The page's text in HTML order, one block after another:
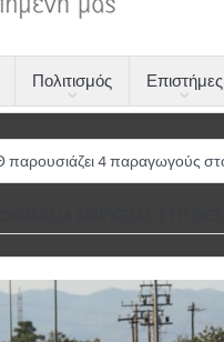
Πολιτισμός Επιστήμες
παραγωγούς στο Φεστιβάλ